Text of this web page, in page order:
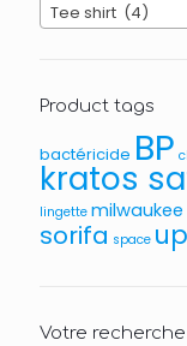
Tee shirt (4)
Product tags
bactéricide BP
kratos
lingette milwaukee
sorifa space
Votre recherche